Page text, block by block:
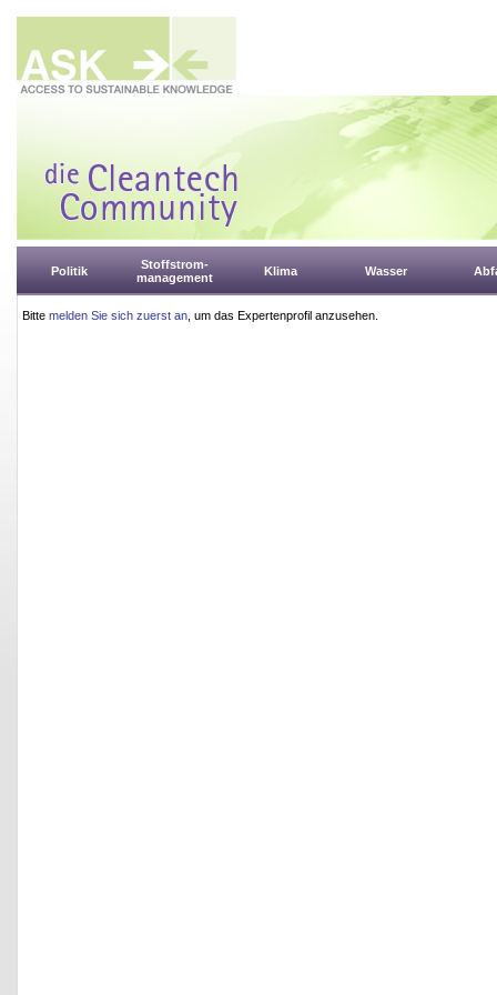
Politik
Stoffstrom-
management
Klima Wasser
Bitte melden Sie sich zuerst an , um das Expertenprofil anzusehen.